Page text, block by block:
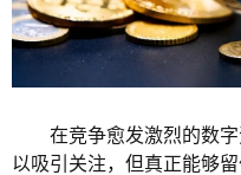
在竞争愈发激烈的数
以吸引关注，但真正能够